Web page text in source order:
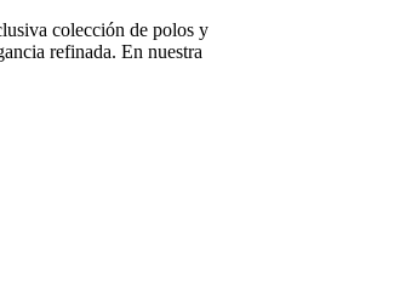
colección de polos y
refinada. En nuestra